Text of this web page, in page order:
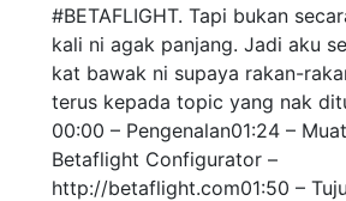
#BETAFLIGHT. Tapi bukan
kali ni agak panjang. Jadi aku
kat bawak ni supaya rakan-
terus kepada topic yang nak
00:00 – Pengenalan01:24 –
Betaflight Configurator –
http://betaflight.com01:50 –